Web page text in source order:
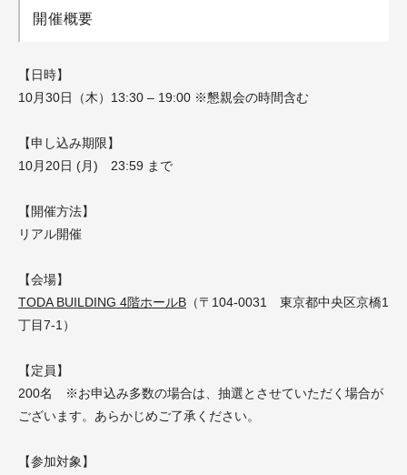
開催概要
【日時】
10月30日（木）13:30 – 19:00 ※懇親会の時間含む
【申し込み期限】
10月20日 (月) 23:59 まで
【開催方法】
リアル開催
【会場】
TODA BUILDING 4階ホールB （〒104-0031 東京都中央区京橋1
丁目7-1）
【定員】
200名 ※お申込み多数の場合は、抽選とさせていただく場合が
ございます。あらかじめご了承ください。
【参加対象】